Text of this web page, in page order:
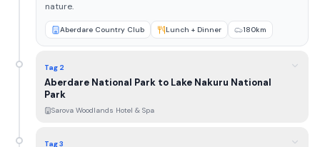
nature.
Aberdare Country Club Lunch + Dinner 180km
Tag 2
Aberdare National Park to Lake Nakuru National
Park
Sarova Woodlands Hotel & Spa
Tag 3